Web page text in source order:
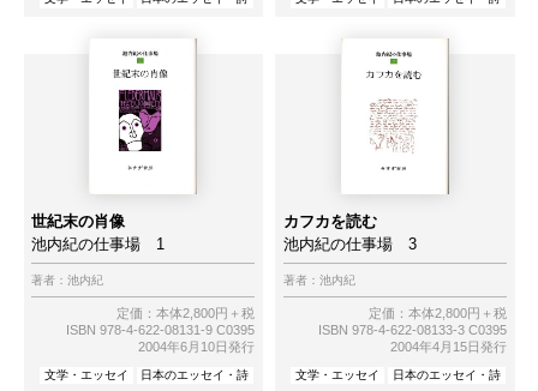
世紀末の肖像
池内紀の仕事場 1
著者： 池内紀
定価：本体2,800円＋税
ISBN 978-4-622-08131-9 C0395
2004年6月10日発行
文学・エッセイ 日本のエッセイ・詩
カフカを読む
池内紀の仕事場 3
著者： 池内紀
定価：本体2,800円＋税
ISBN 978-4-622-08133-3 C0395
2004年4月15日発行
文学・エッセイ 日本のエッセイ・詩